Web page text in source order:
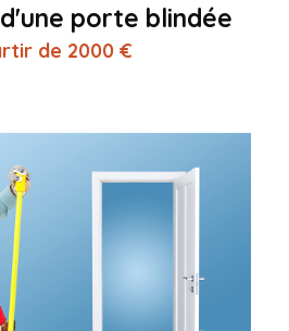
porte blindée
de 2000 €